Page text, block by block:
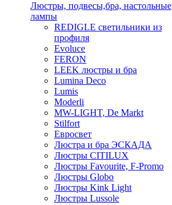
Люстры, подвесы,бра, настольные
лампы
REDIGLE светильники из
профиля
Evoluce
FERON
LEEK люстры и бра
Lumina Deco
Lumis
Moderli
MW-LIGHT, De Markt
Stilfort
Евросвет
Люстра и бра ЭСКАДА
Люстры CITILUX
Люстры Favourite, F-Promo
Люстры Globo
Люстры Kink Light
Люстры Lussole